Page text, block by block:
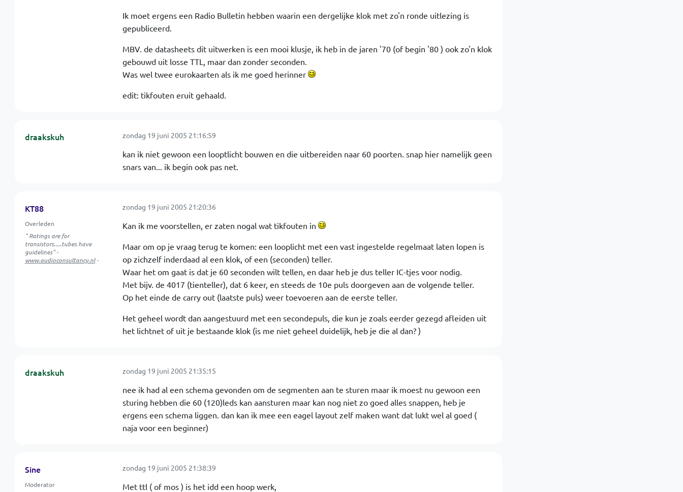
Ik moet ergens een Radio Bulletin hebben waarin een dergelijke klok met zo'n ronde uitlezing is
gepubliceerd.
MBV. de datasheets dit uitwerken is een mooi klusje, ik heb in de jaren '70 (of begin '80 ) ook zo'n klok
gebouwd uit losse TTL, maar dan zonder seconden.
Was wel twee eurokaarten als ik me goed herinner
edit: tikfouten eruit gehaald.
draakskuh zondag 19 juni 2005 21:16:59
kan ik niet gewoon een looptlicht bouwen en die uitbereiden naar 60 poorten. snap hier namelijk geen
snars van... ik begin ook pas net.
KT88
Overleden
" Ratings are for
transistors.....tubes have
guidelines" -
www.audioconsultancy.nl-
zondag 19 juni 2005 21:20:36
Kan ik me voorstellen, er zaten nogal wat tikfouten in
Maar om op je vraag terug te komen: een looplicht met een vast ingestelde regelmaat laten lopen is
op zichzelf inderdaad al een klok, of een (seconden) teller.
Waar het om gaat is dat je 60 seconden wilt tellen, en daar heb je dus teller IC-tjes voor nodig.
Met bijv. de 4017 (tienteller), dat 6 keer, en steeds de 10e puls doorgeven aan de volgende teller.
Op het einde de carry out (laatste puls) weer toevoeren aan de eerste teller.
Het geheel wordt dan aangestuurd met een secondepuls, die kun je zoals eerder gezegd afleiden uit
het lichtnet of uit je bestaande klok (is me niet geheel duidelijk, heb je die al dan? )
draakskuh zondag 19 juni 2005 21:35:15
nee ik had al een schema gevonden om de segmenten aan te sturen maar ik moest nu gewoon een
sturing hebben die 60 (120)leds kan aansturen maar kan nog niet zo goed alles snappen, heb je
ergens een schema liggen. dan kan ik mee een eagel layout zelf maken want dat lukt wel al goed (
naja voor een beginner)
Sine
Moderator
zondag 19 juni 2005 21:38:39
Met ttl ( of mos ) is het idd een hoop werk,